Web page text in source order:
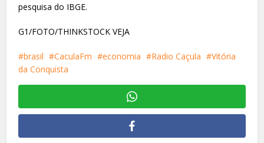
pesquisa do IBGE.
G1/FOTO/THINKSTOCK VEJA
brasil CaculaFm economia Radio Caçula
Vitória
da Conquista